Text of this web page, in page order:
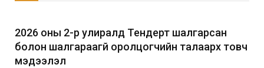
2026 оны 2-р улиралд Тендерт шалгарсан
болон шалгараагүй оролцогчийн талаарх товч
мэдээлэл